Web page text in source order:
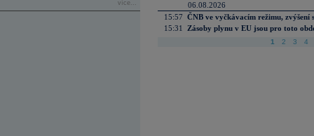
více...
06.08.2026
15:57 ČNB ve vyčkávacím režimu, zvýšení
15:31
Zásoby plynu v EU jsou pro toto
1 2 3 4